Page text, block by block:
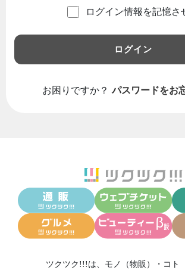
ログイン情報を記憶さ
ログイン
お困りですか？ パスワードをお
ツクツク!!!は、 モノ（物販） ・ コト